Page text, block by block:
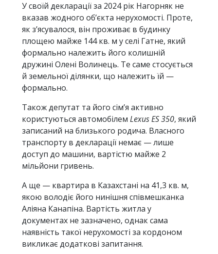
У своїй декларації за 2024 рік Нагорняк не
вказав жодного об’єкта нерухомості. Проте,
як з’ясувалося, він проживає в будинку
площею майже 144 кв. м у селі Гатне, який
формально належить його колишній
дружині Олені Волинець. Те саме стосується
й земельної ділянки, що належить їй —
формально.
Також депутат та його сім’я активно
користуються автомобілем Lexus ES 350, який
записаний на близького родича. Власного
транспорту в декларації немає — лише
доступ до машини, вартістю майже 2
мільйони гривень.
А ще — квартира в Казахстані на 41,3 кв. м,
якою володіє його нинішня співмешканка
Аліяна Канапіна. Вартість житла у
документах не зазначено, однак сама
наявність такої нерухомості за кордоном
викликає додаткові запитання.